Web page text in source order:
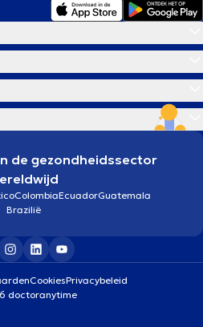
de gezondheidssector
ColombiaEcuadorGuatemala
Brazilië
CookiesPrivacybeleid
doctoranytime